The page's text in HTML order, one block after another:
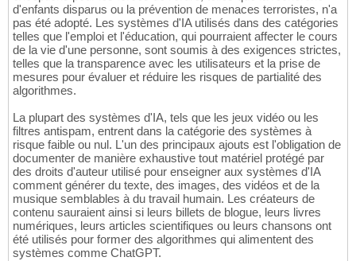
d'enfants disparus ou la prévention de menaces terroristes, n'a
pas été adopté. Les systèmes d'IA utilisés dans des catégories
telles que l'emploi et l'éducation, qui pourraient affecter le cours
de la vie d'une personne, sont soumis à des exigences strictes,
telles que la transparence avec les utilisateurs et la prise de
mesures pour évaluer et réduire les risques de partialité des
algorithmes.
La plupart des systèmes d'IA, tels que les jeux vidéo ou les
filtres antispam, entrent dans la catégorie des systèmes à
risque faible ou nul. L'un des principaux ajouts est l'obligation de
documenter de manière exhaustive tout matériel protégé par
des droits d'auteur utilisé pour enseigner aux systèmes d'IA
comment générer du texte, des images, des vidéos et de la
musique semblables à du travail humain. Les créateurs de
contenu sauraient ainsi si leurs billets de blogue, leurs livres
numériques, leurs articles scientifiques ou leurs chansons ont
été utilisés pour former des algorithmes qui alimentent des
systèmes comme ChatGPT.